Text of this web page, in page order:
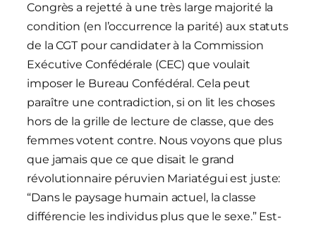
Congrès a rejetté à une très large majorité la
condition (en l’occurrence la parité) aux statuts
de la CGT pour candidater à la Commission
Exécutive Confédérale (CEC) que voulait
imposer le Bureau Confédéral. Cela peut
paraître une contradiction, si on lit les choses
hors de la grille de lecture de classe, que des
femmes votent contre. Nous voyons que plus
que jamais que ce que disait le grand
révolutionnaire péruvien Mariatégui est juste:
“Dans le paysage humain actuel, la classe
différencie les individus plus que le sexe.” Est-